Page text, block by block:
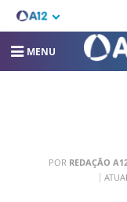
MENU
POR REDAÇÃO